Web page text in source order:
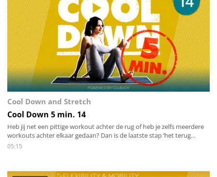
Cool Down and Stretch
Cool Down 5 min. 14
Heb jij net een pittige workout achter de rug of heb je zelfs meerdere
workouts achter elkaar gedaan? Dan is de laatste stap ‘het terug
brengen van de energie zowel mentaal als lichamelijk’. Stap voor stap
05:15